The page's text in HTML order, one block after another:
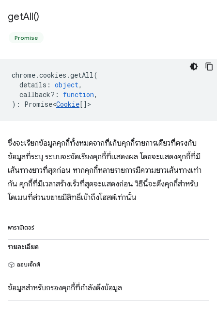
getAll()
Promise
chrome.cookies .getAll(
details : object,
callback? : function,
) : Promise<Cookie[] >
ซึ่งจะเรียกข้อมูลคุกกี้ทั้งหมดจากที่เก็บคุกกี้รายการเดียวที่ตรงกับ
ข้อมูลที่ระบุ ระบบจะจัดเรียงคุกกี้ที่แสดงผล โดยจะแสดงคุกกี้ที่มี
เส้นทางยาวที่สุดก่อน หากคุกกี้หลายรายการมีความยาวเส้นทางเท่า
กัน คุกกี้ที่มีเวลาสร้างเร็วที่สุดจะแสดงก่อน วิธีนี้จะดึงคุกกี้สำหรับ
โดเมนที่ส่วนขยายมีสิทธิ์เข้าถึงโฮสต์เท่านั้น
พารามิเตอร์
รายละเอียด
ออบเจ็กต์
ข้อมูลสำหรับกรองคุกกี้ที่กำลังดึงข้อมูล